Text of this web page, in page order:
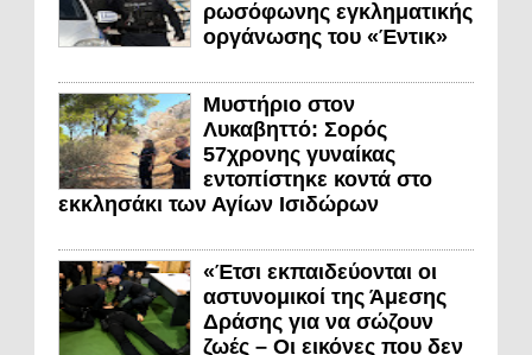
ρωσόφωνης εγκληματικής
οργάνωσης του «Έντικ»
Μυστήριο στον
Λυκαβηττό: Σορός
57χρονης γυναίκας
εντοπίστηκε κοντά στο
εκκλησάκι των Αγίων Ισιδώρων
«Έτσι εκπαιδεύονται οι
αστυνομικοί της Άμεσης
Δράσης για να σώζουν
ζωές – Οι εικόνες που δεν